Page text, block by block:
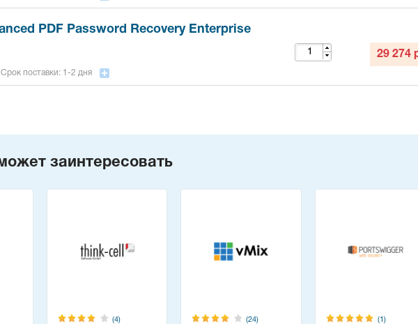
PDF Password Recovery Enterprise
Срок поставки: 1-2 дня
29 274
заинтересовать
(4) (24) (1)